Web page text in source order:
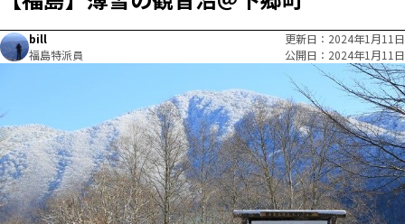
bill
福島特派員
更新日
2024年1月11日
公開日
2024年1月11日